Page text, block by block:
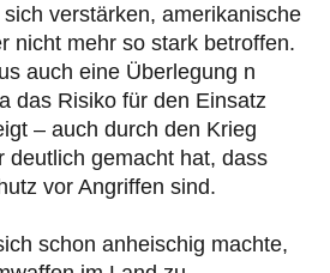
verstärken, amerikanische
nicht mehr so stark betroffen.
auch eine Überlegung n
das Risiko für den Einsatz
– auch durch den Krieg
deutlich gemacht hat, dass
vor Angriffen sind.
schon anheischig machte,